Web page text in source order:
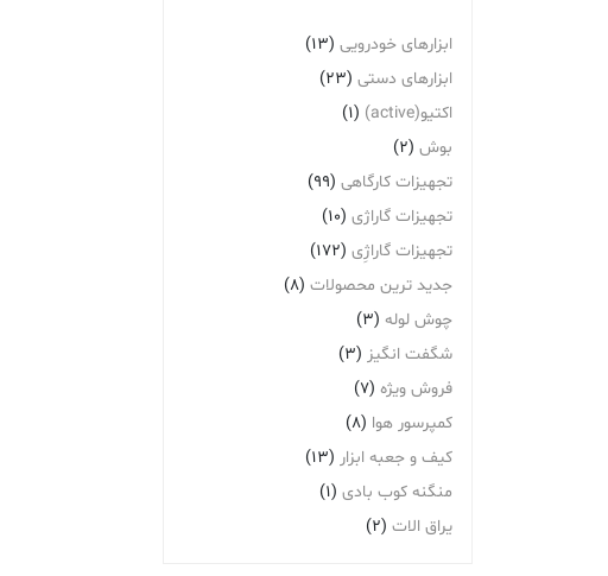
ابزارهای خودرویی (13)
ابزارهای دستی (23)
اکتیو(active)
(1)
بوش (2)
تجهیزات کارگاهی (99)
تجهیزات گاراژی (10)
تجهیزات گاراژِی (172)
جدید ترین محصولات (8)
چوش لوله (3)
شگفت انگیز (3)
فروش ویژه (7)
کمپرسور هوا (8)
کیف و جعبه ابزار (13)
منگنه کوب بادی (1)
یراق الات (2)